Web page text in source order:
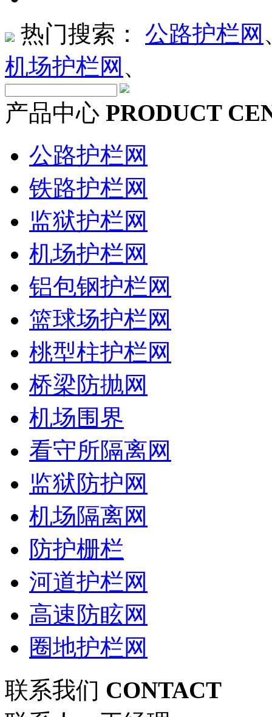
热门搜索： 公路护栏网
机场护栏网 、
产品中心 PRODUCT
公路护栏网
铁路护栏网
监狱护栏网
机场护栏网
铝包钢护栏网
篮球场护栏网
桃型柱护栏网
桥梁防抛网
机场围界
看守所隔离网
监狱防护网
机场隔离网
防护栅栏
河道护栏网
高速防眩网
圈地护栏网
联系我们 CONTACT